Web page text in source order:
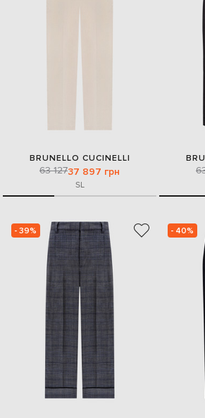
BRUNELLO CUCINELLI
63 12737 897 грн
SL
- 39% - 40%